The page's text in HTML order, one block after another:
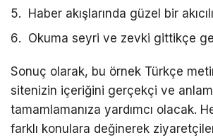
Haber akışlarında güzel bir
Okuma seyri ve zevki gittikçe
Sonuç olarak, bu örnek Türkçe
sitenizin içeriğini gerçekçi ve
tamamlamanıza yardımcı olacak.
farklı konulara değinerek